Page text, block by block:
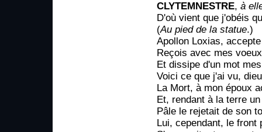
CLYTEMNESTRE, à
D'où vient que j'obéis
(Au pied de la statue.)
Apollon Loxias,
Reçois avec mes
Et dissipe d'un mot
Voici ce que j'ai vu,
La Mort, à mon époux
Et, rendant à la terre
Pâle le rejetait de son
Lui, cependant, le front